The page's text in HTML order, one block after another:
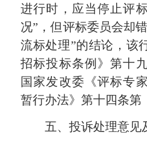
进行时，应当停止评
况”，但评标委员会却
流标处理”的结论，该
招标投标条例》第十
国家发改委《评标专
暂行办法》第十四条第
五、投诉处理意见